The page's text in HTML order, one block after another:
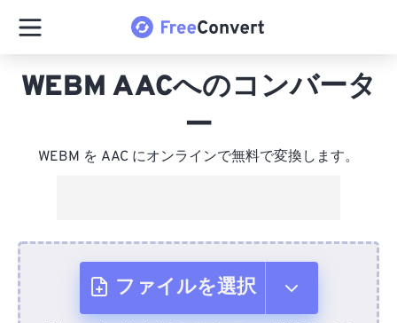
WEBM AACへのコンバータ
ー
WEBM を AAC にオンラインで無料で変換します。
ファイルを選択